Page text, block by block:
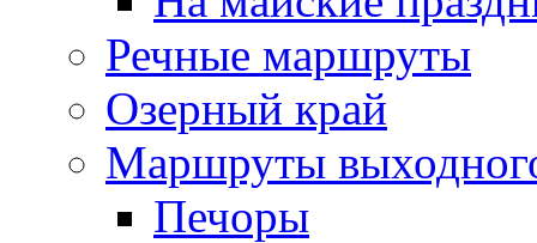
Речные маршруты
Озерный край
Маршруты
Печоры